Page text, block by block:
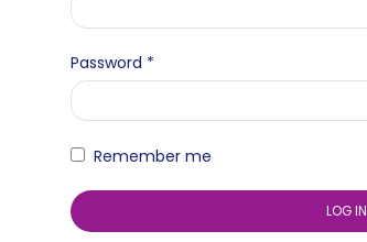
Password *
Remember me
LOG IN